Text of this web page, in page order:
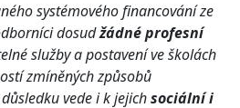
systémového financování ze
dosudžádné profesní
služby a postavení ve školách
zmíněných způsobů
vede i k jejichsociální i